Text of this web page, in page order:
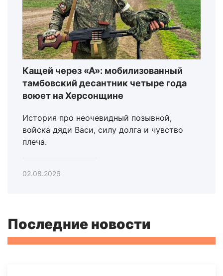
Кащей через «А»: мобилизованный
тамбовский десантник четыре года
воюет на Херсонщине
История про неочевидный позывной,
войска дяди Васи, силу долга и чувство
плеча.
02.08.2026
Последние новости